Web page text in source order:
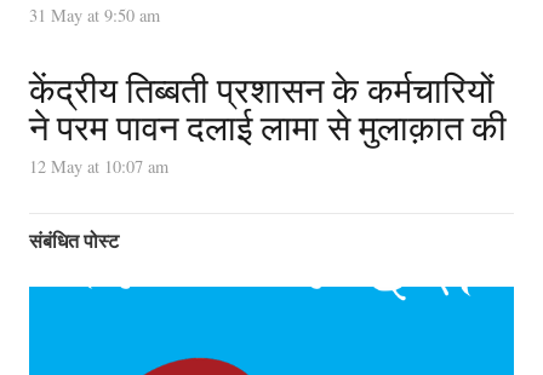
31 May at 9:50 am
केंद्रीय तिब्बती प्रशासन के कर्मचारियों
ने परम पावन दलाई लामा से मुलाक़ात की
12 May at 10:07 am
संबंधित पोस्ट